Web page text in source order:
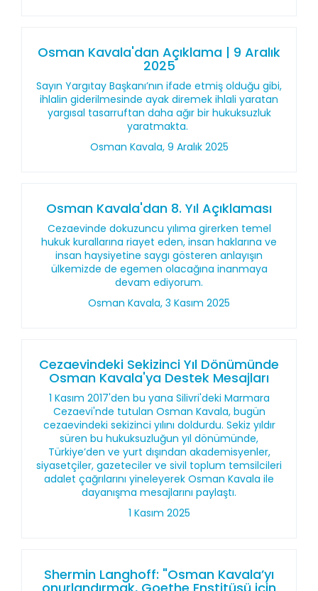
Osman Kavala'dan Açıklama | 9 Aralık
2025
Sayın Yargıtay Başkanı’nın ifade etmiş olduğu gibi,
ihlalin giderilmesinde ayak diremek ihlali yaratan
yargısal tasarruftan daha ağır bir hukuksuzluk
yaratmakta.
Osman Kavala, 9 Aralık 2025
Osman Kavala'dan 8. Yıl Açıklaması
Cezaevinde dokuzuncu yılıma girerken temel
hukuk kurallarına riayet eden, insan haklarına ve
insan haysiyetine saygı gösteren anlayışın
ülkemizde de egemen olacağına inanmaya
devam ediyorum.
Osman Kavala, 3 Kasım 2025
Cezaevindeki Sekizinci Yıl Dönümünde
Osman Kavala'ya Destek Mesajları
1 Kasım 2017'den bu yana Silivri'deki Marmara
Cezaevi'nde tutulan Osman Kavala, bugün
cezaevindeki sekizinci yılını doldurdu. Sekiz yıldır
süren bu hukuksuzluğun yıl dönümünde,
Türkiye’den ve yurt dışından akademisyenler,
siyasetçiler, gazeteciler ve sivil toplum temsilcileri
adalet çağrılarını yineleyerek Osman Kavala ile
dayanışma mesajlarını paylaştı.
1 Kasım 2025
Shermin Langhoff: "Osman Kavala’yı